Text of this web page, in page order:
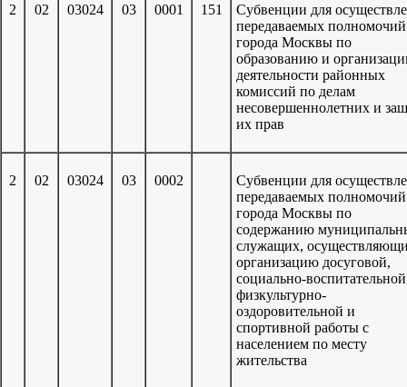
2 02 03024 03 0001 151
Субвенции для
передаваемых
города Москвы по
образованию и
деятельности районных
комиссий по делам
несовершеннолетних и
их прав
2 02 03024 03 0002
Субвенции для
передаваемых
города Москвы по
содержанию
служащих,
организацию досуговой,
социально-
физкультурно-
оздоровительной и
спортивной работы с
населением по месту
жительства